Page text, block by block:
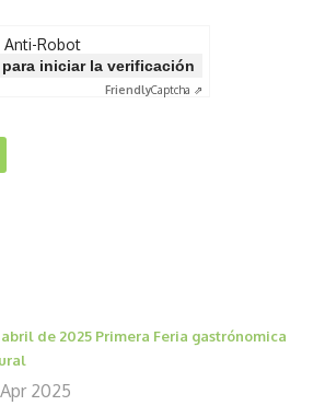
Anti-Robot
iniciar la verificación
FriendlyCaptcha ⇗
de 2025 Primera Feria gastrónomica
2025